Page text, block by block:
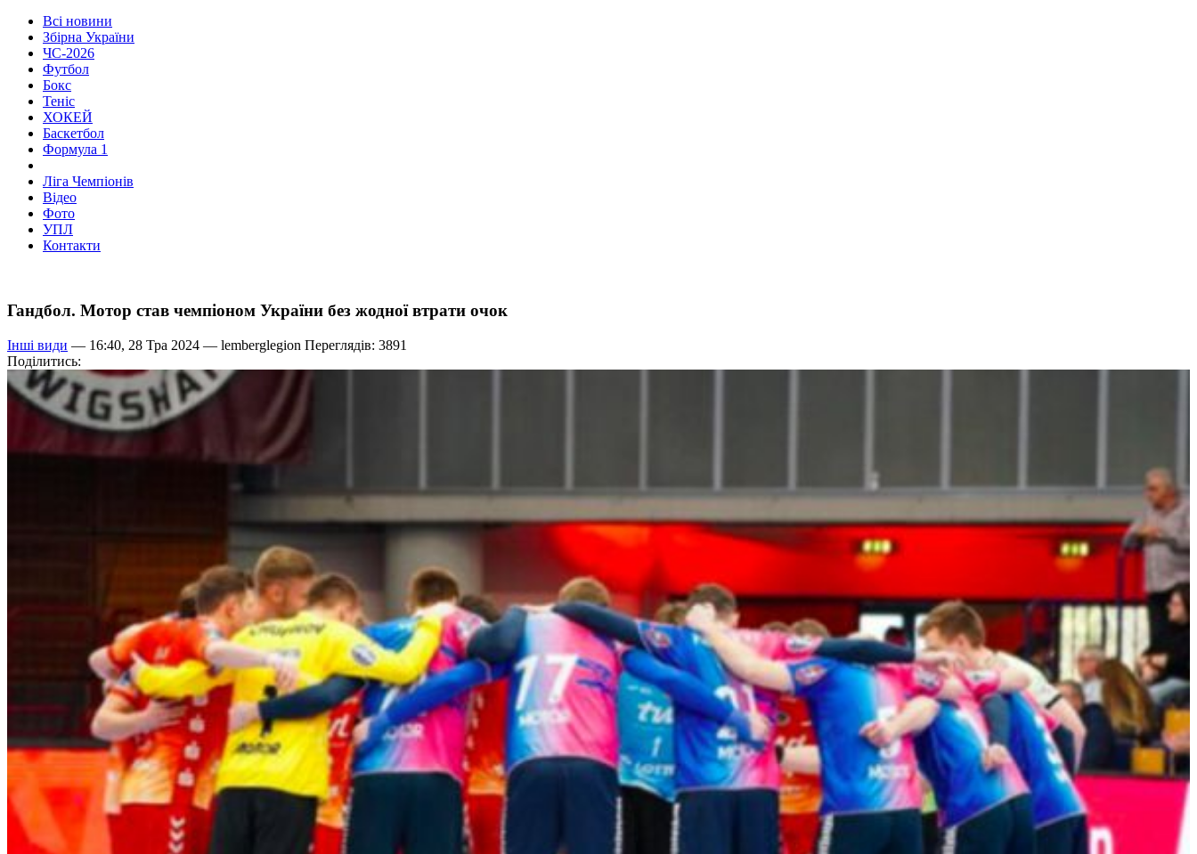
Всі новини
Збірна України
ЧС-2026
Футбол
Бокс
Теніс
ХОКЕЙ
Баскетбол
Формула 1
Ліга Чемпіонів
Відео
Фото
УПЛ
Контакти
Гандбол. Мотор став чемпіоном України без жодної втрати очок
Інші види — 16:40, 28 Тра 2024 — lemberglegion Переглядів: 3891
Поділитись: